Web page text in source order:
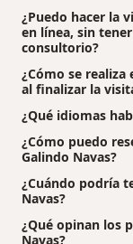
¿Puedo hacer la
en línea, sin
consultorio?
¿Cómo se realiza
al finalizar la
¿Qué idiomas
¿Cómo puedo
Galindo Navas?
¿Cuándo podría
Navas?
¿Qué opinan los
Navas?